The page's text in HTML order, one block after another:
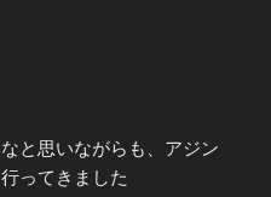
と思いながらも、アジン
ってきました